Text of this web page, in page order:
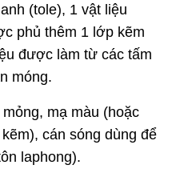
(tole), 1 vật liệu
phủ thêm 1 lớp kẽm
được làm từ các tấm
móng.
mạ màu (hoặc
cán sóng dùng để
laphong).